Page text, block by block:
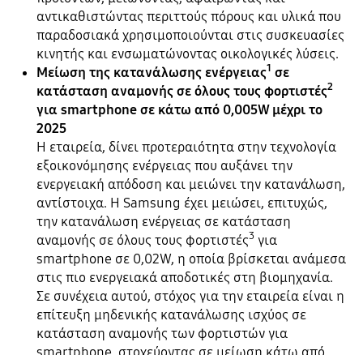
αντικαθιστώντας περιττούς πόρους και υλικά που
παραδοσιακά χρησιμοποιούνται στις συσκευασίες
κινητής και ενσωματώνοντας οικολογικές λύσεις.
Μείωση της κατανάλωσης ενέργειας1 σε
κατάσταση αναμονής σε όλους τους φορτιστές2
για smartphone σε κάτω από 0,005W μέχρι το
2025
Η εταιρεία, δίνει προτεραιότητα στην τεχνολογία
εξοικονόμησης ενέργειας που αυξάνει την
ενεργειακή απόδοση και μειώνει την κατανάλωση,
αντίστοιχα. Η Samsung έχει μειώσει, επιτυχώς,
την κατανάλωση ενέργειας σε κατάσταση
αναμονής σε όλους τους φορτιστές3 για
smartphone σε 0,02W, η οποία βρίσκεται ανάμεσα
στις πιο ενεργειακά αποδοτικές στη βιομηχανία.
Σε συνέχεια αυτού, στόχος για την εταιρεία είναι η
επίτευξη μηδενικής κατανάλωσης ισχύος σε
κατάσταση αναμονής των φορτιστών για